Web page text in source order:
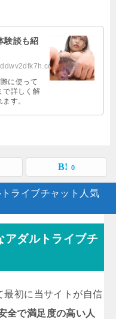
験談も紹
https://xn--ccke7ffk1ad3i4e8bu2041lpddwv2dfk7h.com/dxlive.html
に使って
で詳しく解
す。
0
ライブチャット人気
アダルトライブチ
最初に当サイトが自信
全で満足度の高い人